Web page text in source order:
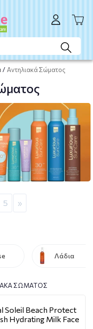
/ Αντηλιακά Σώματος
5 »
Λάδια
ΣΏΜΑΤΟΣ
Soleil Beach Protect
Hydrating Milk Face